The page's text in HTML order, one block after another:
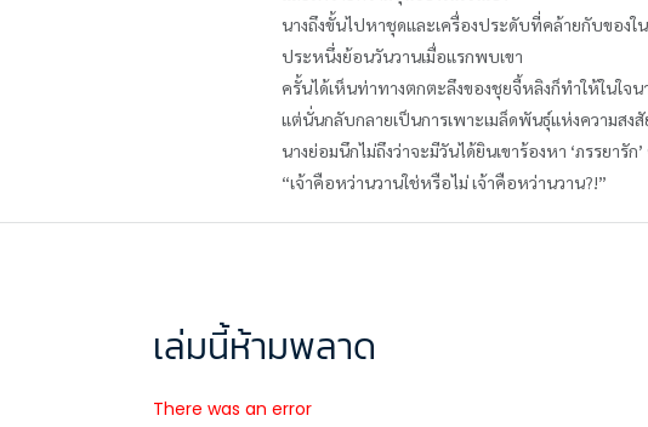
นางถึงขั้นไปหาชุดและเครื่องประดับที่คล้ายกับของใ
ประหนึ่งย้อนวันวานเมื่อแรกพบเขา
ครั้นได้เห็นท่าทางตกตะลึงของชุยจี้หลิงก็ทำให้ในใจน
แต่นั่นกลับกลายเป็นการเพาะเมล็ดพันธุ์แห่งความสงสั
นางย่อมนึกไม่ถึงว่าจะมีวันได้ยินเขาร้องหา ‘ภรรยารัก
“เจ้าคือหว่านวานใช่หรือไม่ เจ้าคือหว่านวาน?!”
เล่มนี้ห้ามพลาด
There was an error